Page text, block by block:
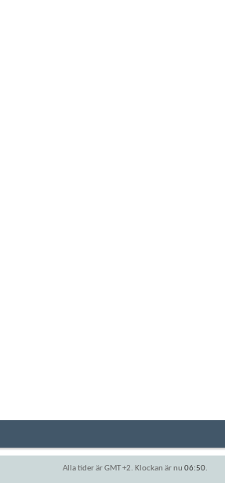
Alla tider är GMT +2. Klockan är nu 06:50.